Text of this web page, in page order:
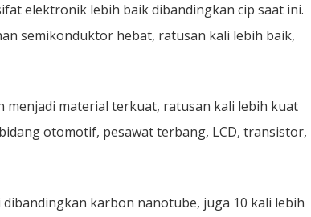
elektronik lebih baik dibandingkan cip saat ini.
semikonduktor hebat, ratusan kali lebih baik,
material terkuat, ratusan kali lebih kuat
otomotif, pesawat terbang, LCD, transistor,
karbon nanotube, juga 10 kali lebih